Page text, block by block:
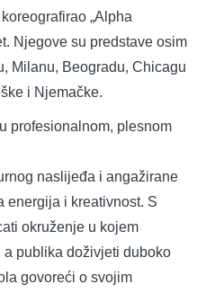
„Alpha
Njegove su predstave osim
Milanu, Beogradu, Chicagu
i Njemačke.
profesionalnom, plesnom
naslijeđa i angažirane
energija i kreativnost. S
okruženje u kojem
publika doživjeti duboko
govoreći o svojim